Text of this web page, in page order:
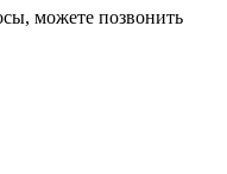
можете позвонить